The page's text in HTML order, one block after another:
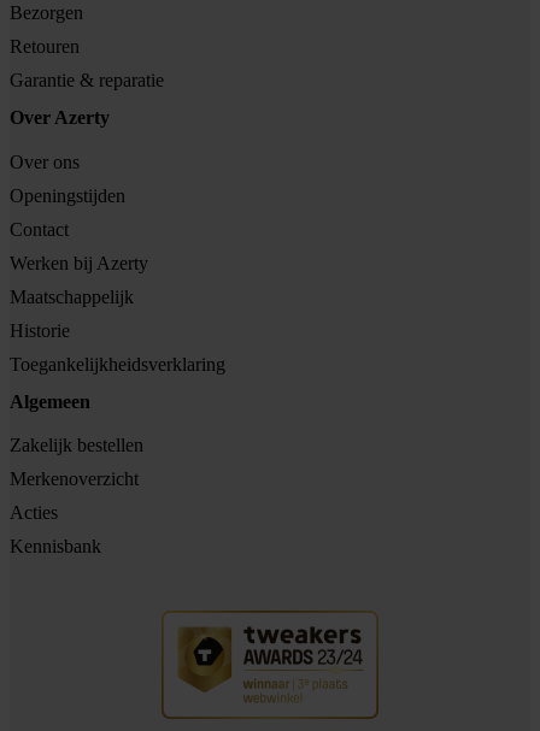
Bezorgen
Retouren
Garantie & reparatie
Over Azerty
Over ons
Openingstijden
Contact
Werken bij Azerty
Maatschappelijk
Historie
Toegankelijkheidsverklaring
Algemeen
Zakelijk bestellen
Merkenoverzicht
Acties
Kennisbank